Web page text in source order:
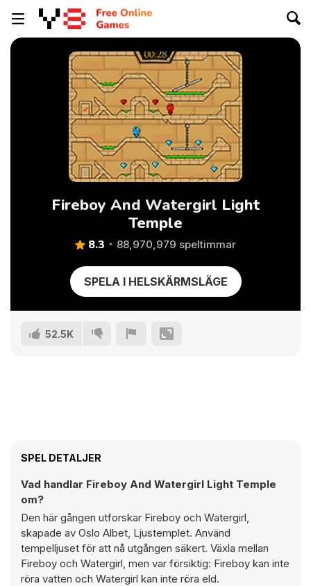
Fireboy And Watergirl Light
Temple
8.3 88,970,979 speltimmar
SPELA I HELSKÄRMSLÄGE
52.5K
SPEL DETALJER
Vad handlar Fireboy And Watergirl Light Temple
om?
Den här gången utforskar Fireboy och Watergirl,
skapade av Oslo Albet, Ljustemplet. Använd
tempelljuset för att nå utgången säkert. Växla mellan
Fireboy och Watergirl, men var försiktig: Fireboy kan inte
röra vatten och Watergirl kan inte röra eld.